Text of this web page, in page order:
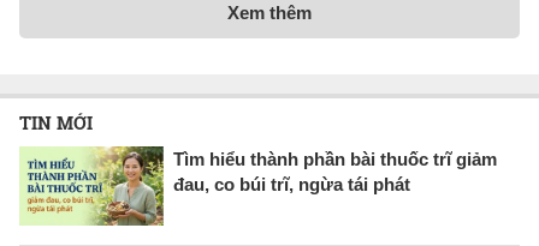
Xem thêm
TIN MỚI
Tìm hiểu thành phần bài thuốc trĩ giảm
đau, co búi trĩ, ngừa tái phát